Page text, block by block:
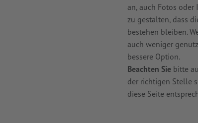
an, auch Fotos
zu gestalten, dass
bestehen bleiben.
auch weniger
bessere Option.
Beachten Sie bitte
der richtigen Stelle
diese Seite